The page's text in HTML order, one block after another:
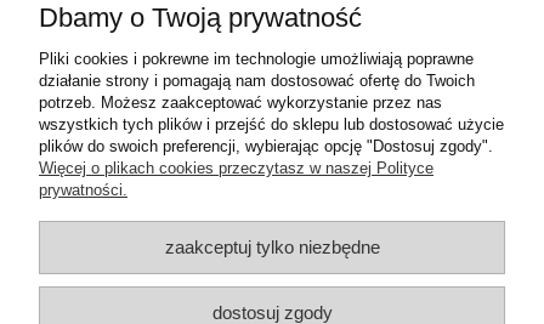
Thea
849,00 zł
Filtry węglowe kpl.do
Beat,Cocktail,Belle,Chloe,Glam-Light i G-L
Dbamy o Twoją prywatność
Pliki cookies i pokrewne im technologie umożliwiają poprawne
działanie strony i pomagają nam dostosować ofertę do Twoich
potrzeb. Możesz zaakceptować wykorzystanie przez nas
wszystkich tych plików i przejść do sklepu lub dostosować użycie
plików do swoich preferencji, wybierając opcję "Dostosuj zgody".
Więcej o plikach cookies przeczytasz w naszej Polityce
prywatności.
zaakceptuj tylko niezbędne
dostosuj zgody